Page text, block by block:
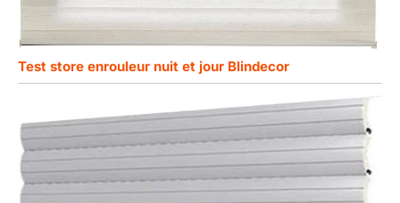
Test store enrouleur nuit et jour Blindecor